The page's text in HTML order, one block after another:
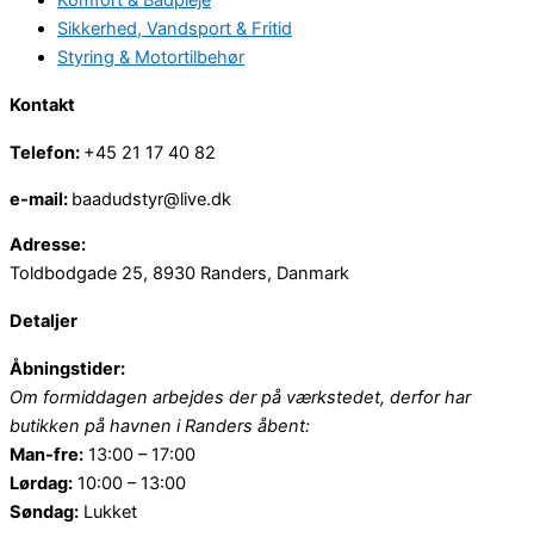
Sikkerhed, Vandsport & Fritid
Styring & Motortilbehør
Kontakt
Telefon: +45 21 17 40 82
e-mail: baadudstyr@live.dk
Adresse:
Toldbodgade 25, 8930 Randers, Danmark
Detaljer
Åbningstider:
Om formiddagen arbejdes der på værkstedet, derfor har
butikken på havnen i Randers åbent:
Man-fre: 13:00 – 17:00
Lørdag: 10:00 – 13:00
Søndag: Lukket